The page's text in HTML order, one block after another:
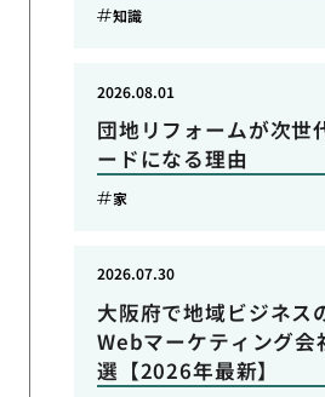
知識
団地リフォームが次世
ードになる理由
2026.08.01
家
大阪府で地域ビジネス
Webマーケティング会
選【2026年最新】
2026.07.30